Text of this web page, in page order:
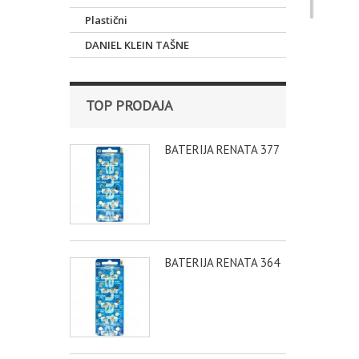
Plastični
DANIEL KLEIN TAŠNE
TOP PRODAJA
BATERIJA RENATA 377
BATERIJA RENATA 364